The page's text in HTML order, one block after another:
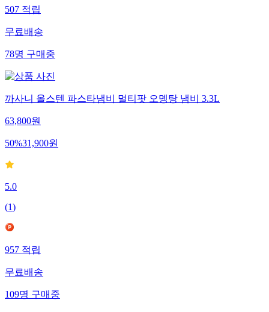
507적립
무료배송
78명구매중
까사니 올스텐 파스타냄비 멀티팟 오뎅탕 냄비 3.3L
63,800원
50%31,900원
5.0
(1)
957적립
무료배송
109명구매중